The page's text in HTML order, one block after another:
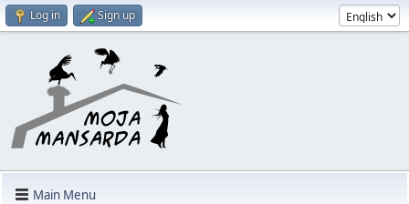
Log in Sign up
Main Menu